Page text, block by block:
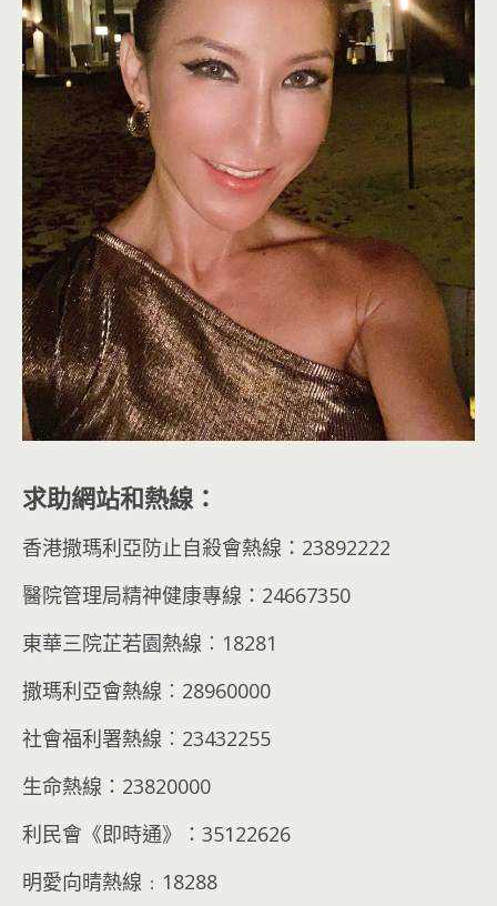
求助網站和熱線：
香港撒瑪利亞防止自殺會熱線：23892222
醫院管理局精神健康專線：24667350
東華三院芷若園熱線︰18281
撒瑪利亞會熱線︰28960000
社會福利署熱線︰23432255
生命熱線：23820000
利民會《即時通》：35122626
明愛向晴熱線﹕18288